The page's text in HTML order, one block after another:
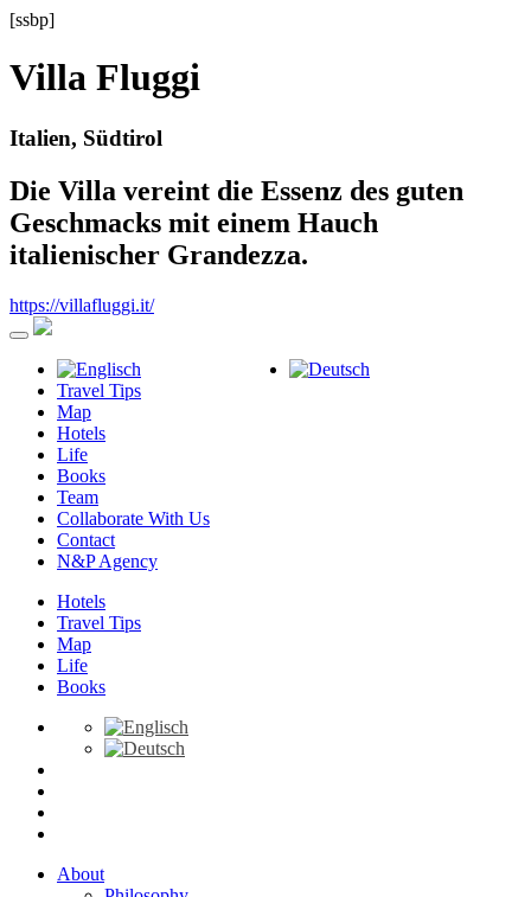
[ssbp]
Villa Fluggi
Italien, Südtirol
Die Villa vereint die Essenz des guten
Geschmacks mit einem Hauch
italienischer Grandezza.
https://villafluggi.it/
Travel Tips
Map
Hotels
Life
Books
Team
Collaborate With Us
Contact
N&P Agency
Hotels
Travel Tips
Map
Life
Books
About